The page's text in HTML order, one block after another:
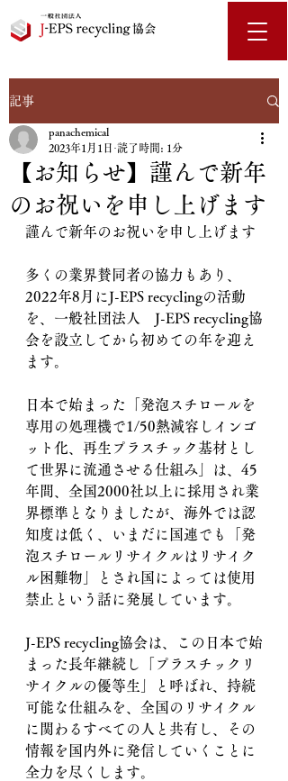
記事
【お知らせ】謹んで新年
のお祝いを申し上げます
panachemical
2023年1月1日 読了時間: 1分
謹んで新年のお祝いを申し上げます
多くの業界賛同者の協力もあり、
2022年8月にJ-EPS recyclingの活動
を、一般社団法人　J-EPS recycling協
会を設立してから初めての年を迎え
ます。
日本で始まった「発泡スチロールを
専用の処理機で1/50熱減容しインゴ
ット化、再生プラスチック基材とし
て世界に流通させる仕組み」は、45
年間、全国2000社以上に採用され業
界標準となりましたが、海外では認
知度は低く、いまだに国連でも「発
泡スチロールリサイクルはリサイク
ル困難物」とされ国によっては使用
禁止という話に発展しています。
J-EPS recycling協会は、この日本で始
まった長年継続し「プラスチックリ
サイクルの優等生」と呼ばれ、持続
可能な仕組みを、全国のリサイクル
に関わるすべての人と共有し、その
情報を国内外に発信していくことに
全力を尽くします。